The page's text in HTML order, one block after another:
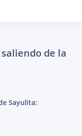
de la
Sayulita: